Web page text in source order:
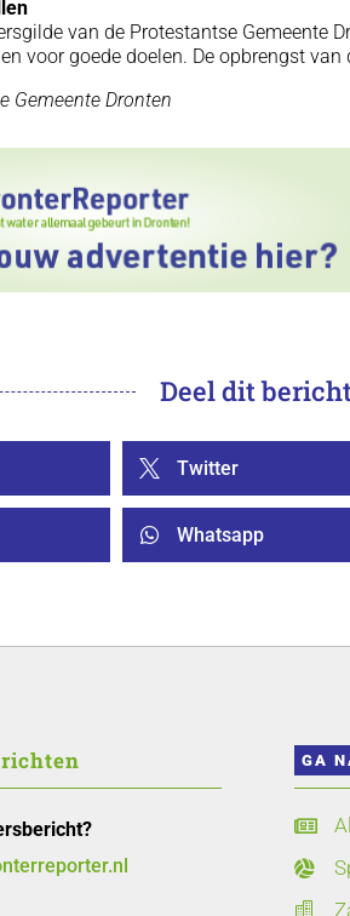
van de Protestantse Gemeente
voor goede doelen. De opbrengst
Gemeente Dronten
Deel dit
 Twitter
 Whatsapp
GA


